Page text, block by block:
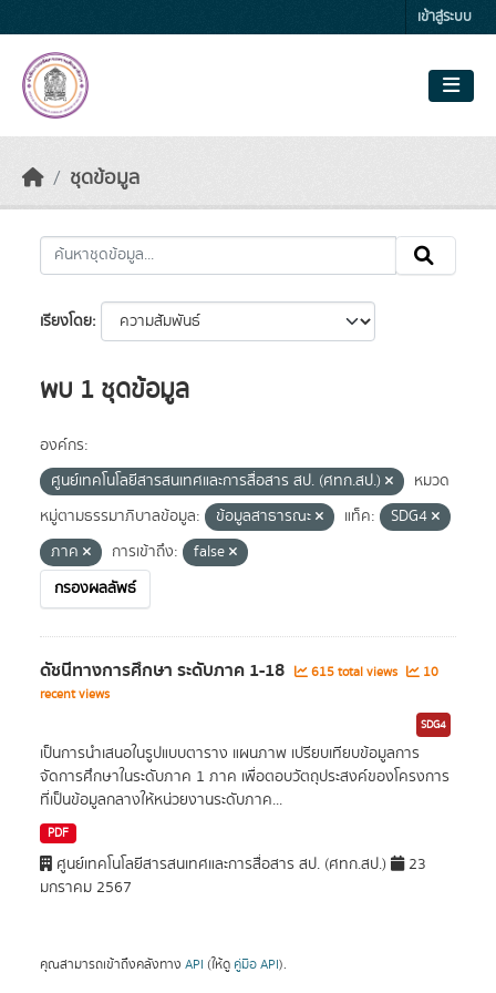
เข้าสู่ระบบ
ชุดข้อมูล
เรียงโดย
พบ 1 ชุดข้อมูล
องค์กร:
ศูนย์เทคโนโลยีสารสนเทศและการสื่อสาร สป. (ศทก.สป.)
หมวด
หมู่ตามธรรมาภิบาลข้อมูล:
ข้อมูลสาธารณะ แท็ค:
SDG4
ภาค
การเข้าถึง:
false
กรองผลลัพธ์
ดัชนีทางการศึกษา ระดับภาค 1-18 615 total views
10
recent views
SDG4
เป็นการนำเสนอในรูปแบบตาราง แผนภาพ เปรียบเทียบข้อมูลการ
จัดการศึกษาในระดับภาค 1 ภาค เพื่อตอบวัตถุประสงค์ของโครงการ
ที่เป็นข้อมูลกลางให้หน่วยงานระดับภาค...
PDF
ศูนย์เทคโนโลยีสารสนเทศและการสื่อสาร สป. (ศทก.สป.)
23
มกราคม 2567
คุณสามารถเข้าถึงคลังทาง API (ให้ดู คู่มือ API).